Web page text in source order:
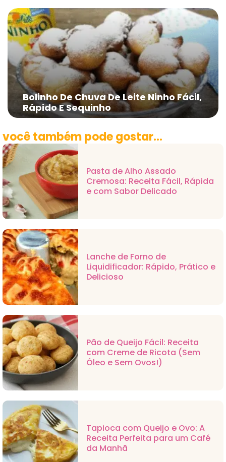
Bolinho De Chuva De Leite Ninho Fácil,
Rápido E Sequinho
você também pode gostar...
Pasta de Alho Assado
Cremosa: Receita Fácil, Rápida
e com Sabor Delicado
Lanche de Forno de
Liquidificador: Rápido, Prático e
Delicioso
Pão de Queijo Fácil: Receita
com Creme de Ricota (Sem
Óleo e Sem Ovos!)
Tapioca com Queijo e Ovo: A
Receita Perfeita para um Café
da Manhã